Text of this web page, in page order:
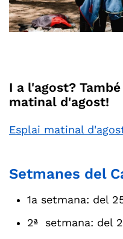
I a l'agost?
matinal d'agost!
Esplai matinal
Setmanes del
1a setmana: del
2ª setmana: del